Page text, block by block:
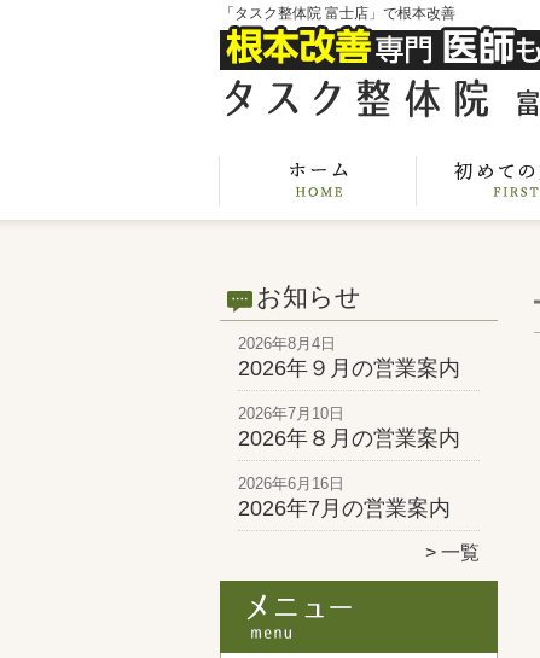
「タスク整体院 富士店」で根本改善
お知らせ
2026年8月4日
2026年９月の営業案内
2026年7月10日
2026年８月の営業案内
2026年6月16日
2026年7月の営業案内
一覧